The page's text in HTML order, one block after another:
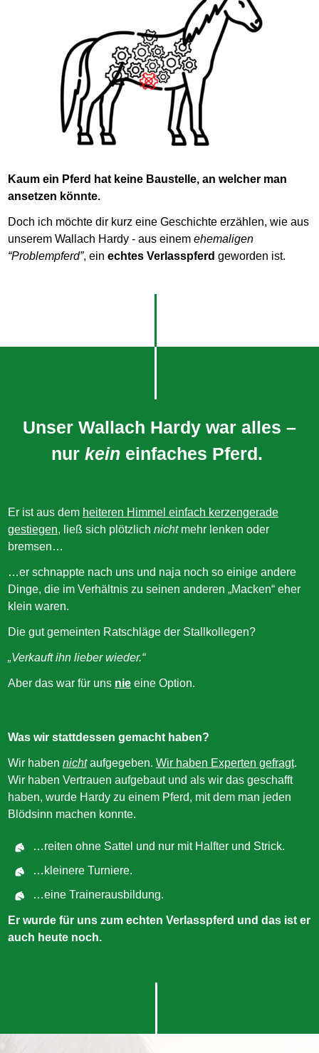
Kaum ein Pferd hat keine Baustelle, an welcher man
ansetzen könnte.
Doch ich möchte dir kurz eine Geschichte erzählen, wie aus
unserem Wallach Hardy - aus einem ehemaligen
“Problempferd”, ein echtes Verlasspferd geworden ist.
Unser Wallach Hardy war alles –
nur kein einfaches Pferd.
Er ist aus dem heiteren Himmel einfach kerzengerade
gestiegen, ließ sich plötzlich nichtmehr lenken oder
bremsen…
…er schnappte nach uns und naja noch so einige andere
Dinge, die im Verhältnis zu seinen anderen „Macken“ eher
klein waren.
Die gut gemeinten Ratschläge der Stallkollegen?
„Verkauft ihn lieber wieder.“
Aber das war für uns nie eine Option.
Was wir stattdessen gemacht haben?
Wir haben nichtaufgegeben. Wir haben Experten gefragt.
Wir haben Vertrauen aufgebaut und als wir das geschafft
haben, wurde Hardy zu einem Pferd, mit dem man jeden
Blödsinn machen konnte.
…reiten ohne Sattel und nur mit Halfter und Strick.
…kleinere Turniere.
…eine Trainerausbildung.
Er wurde für uns zum echten Verlasspferd und das ist er
auch heute noch.